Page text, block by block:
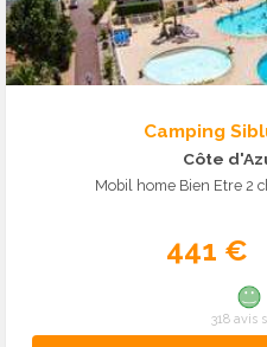
Camping
Côte
Mobil home Bien Etre 2
441 €
318 avis